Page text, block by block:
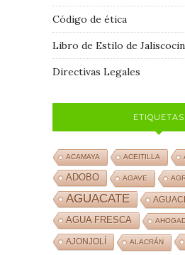
Código de ética
Libro de Estilo de
Directivas Legales
ETIQUETAS
ACAMAYA ACEITILLA
ADOBO AGAVE
AGUACATE
AGUA FRESCA
AJONJOLÍ ALACRÁN